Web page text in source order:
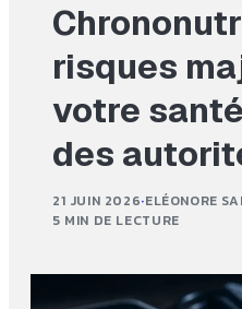
risques
votre
des
21 JUIN 2026·ELÉONORE
5 MIN DE LECTURE